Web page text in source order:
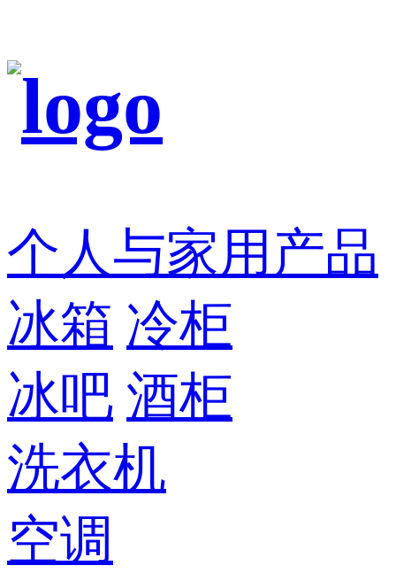
个人与家用产品
冰箱 冷柜
冰吧 酒柜
洗衣机
空调